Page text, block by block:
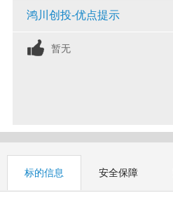
鸿川创投-优点提示
暂无
标的信息 安全保障